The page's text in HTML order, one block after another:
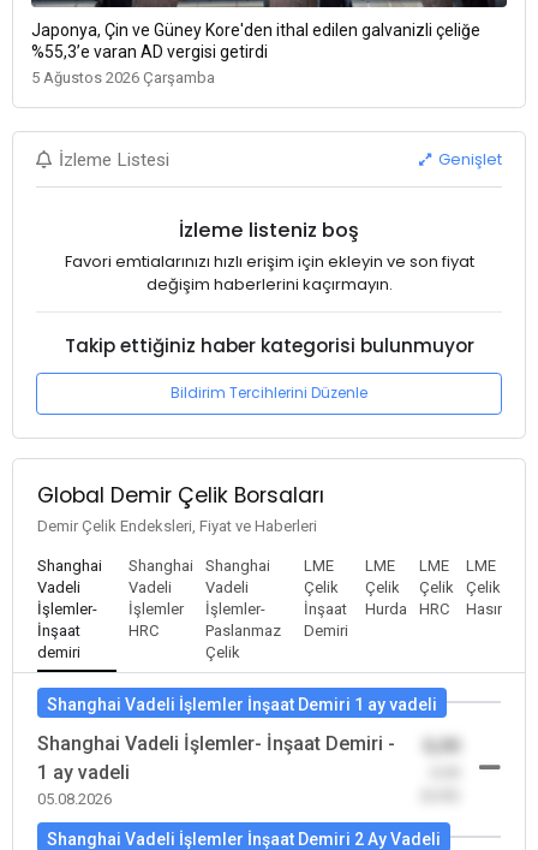
Japonya, Çin ve Güney Kore'den ithal edilen galvanizli çeliğe
%55,3’e varan AD vergisi getirdi
5 Ağustos 2026 Çarşamba
İzleme Listesi Genişlet
İzleme listeniz boş
Favori emtialarınızı hızlı erişim için ekleyin ve son fiyat
değişim haberlerini kaçırmayın.
Takip ettiğiniz haber kategorisi bulunmuyor
Bildirim Tercihlerini Düzenle
Global Demir Çelik Borsaları
Demir Çelik Endeksleri, Fiyat ve Haberleri
Shanghai
Vadeli
İşlemler-
İnşaat
demiri
Shanghai
Vadeli
İşlemler
HRC
Shanghai
Vadeli
İşlemler-
Paslanmaz
Çelik
LME
Çelik
İnşaat
Demiri
LME
Çelik
Hurda
LME
Çelik
HRC
LME
Çelik
Hasır
Shanghai Vadeli İşlemler İnşaat Demiri 1 ay vadeli
Shanghai Vadeli İşlemler- İnşaat Demiri -
1 ay vadeli
05.08.2026
Shanghai Vadeli İşlemler İnşaat Demiri 2 Ay Vadeli